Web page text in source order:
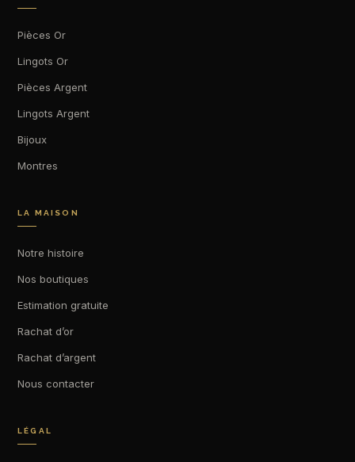
Pièces Or
Lingots Or
Pièces Argent
Lingots Argent
Bijoux
Montres
LA MAISON
Notre histoire
Nos boutiques
Estimation gratuite
Rachat d’or
Rachat d’argent
Nous contacter
LÉGAL